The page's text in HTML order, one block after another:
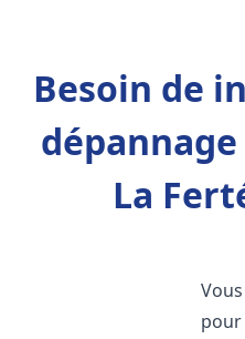
Besoin de
La